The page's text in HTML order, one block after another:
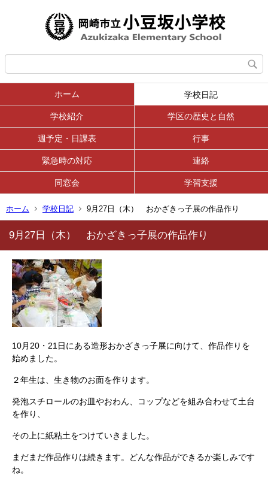
ホーム 学校日記
学校紹介 学区の歴史と自然
週予定・日課表 行事
緊急時の対応 連絡
同窓会 学習支援
ホーム 学校日記 9月27日（木） おかざきっ子展の作品作り
9月27日（木） おかざきっ子展の作品作り
10月20・21日にある造形おかざきっ子展に向けて、作品作りを
始めました。
２年生は、生き物のお面を作ります。
発泡スチロールのお皿やおわん、コップなどを組み合わせて土台
を作り、
その上に紙粘土をつけていきました。
まだまだ作品作りは続きます。どんな作品ができるか楽しみです
ね。